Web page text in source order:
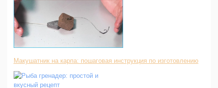
Макушатник на карпа: пошаговая инструкция по изготовлению